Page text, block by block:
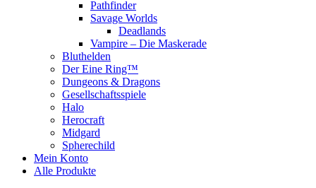
Pathfinder
Savage Worlds
Deadlands
Vampire – Die Maskerade
Bluthelden
Der Eine Ring™
Dungeons & Dragons
Gesellschaftsspiele
Halo
Herocraft
Midgard
Spherechild
Mein Konto
Alle Produkte